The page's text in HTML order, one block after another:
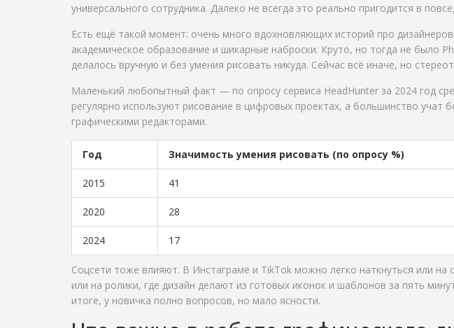
универсального сотрудника. Далеко не всегда это реально пригодится в
Есть ещё такой момент: очень много вдохновляющих историй про
академическое образование и шикарные наброски. Круто, но тогда не было
делалось вручную и без умения рисовать никуда. Сейчас всё иначе, но
Маленький любопытный факт — по опросу сервиса HeadHunter за 2024 год
регулярно используют рисование в цифровых проектах, а большинство учат
графическими редакторами.
Год Значимость умения рисовать (по опросу %)
2015 41
2020 28
2024 17
Соцсети тоже влияют. В Инстаграме и TikTok можно легко наткнуться или на
или на ролики, где дизайн делают из готовых иконок и шаблонов за пять
итоге, у новичка полно вопросов, но мало ясности.